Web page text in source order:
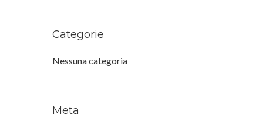
Categorie
Nessuna categoria
Meta